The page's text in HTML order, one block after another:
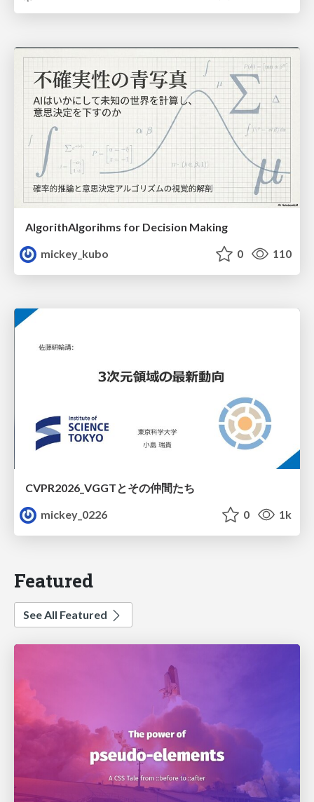
AlgorithAlgorihms for Decision Making
mickey_kubo
0 110
CVPR2026_VGGTとその仲間たち
mickey_0226
0 1k
Featured
See All Featured